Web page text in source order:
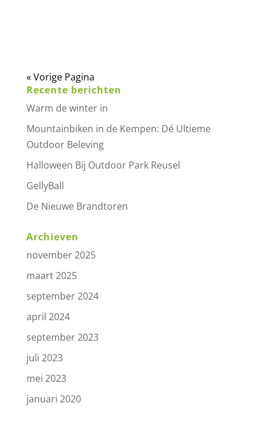
« Vorige Pagina
Recente berichten
Warm de winter in
Mountainbiken in de Kempen: Dé Ultieme
Outdoor Beleving
Halloween Bij Outdoor Park Reusel
GellyBall
De Nieuwe Brandtoren
Archieven
november 2025
maart 2025
september 2024
april 2024
september 2023
juli 2023
mei 2023
januari 2020